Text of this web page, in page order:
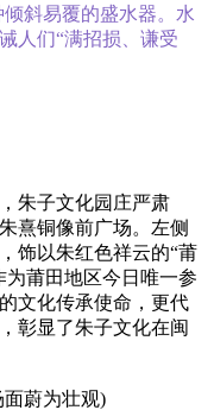
斜易覆的盛水器。水
人们“满招损、谦受
朱子文化园庄严肃
熹铜像前广场。左侧
饰以朱红色祥云的“莆
为莆田地区今日唯一参
文化传承使命，更代
彰显了朱子文化在闽
蔚为壮观)